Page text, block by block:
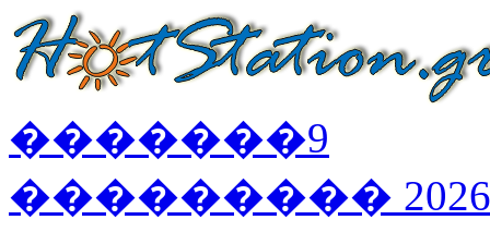
�������9
��������� 2026